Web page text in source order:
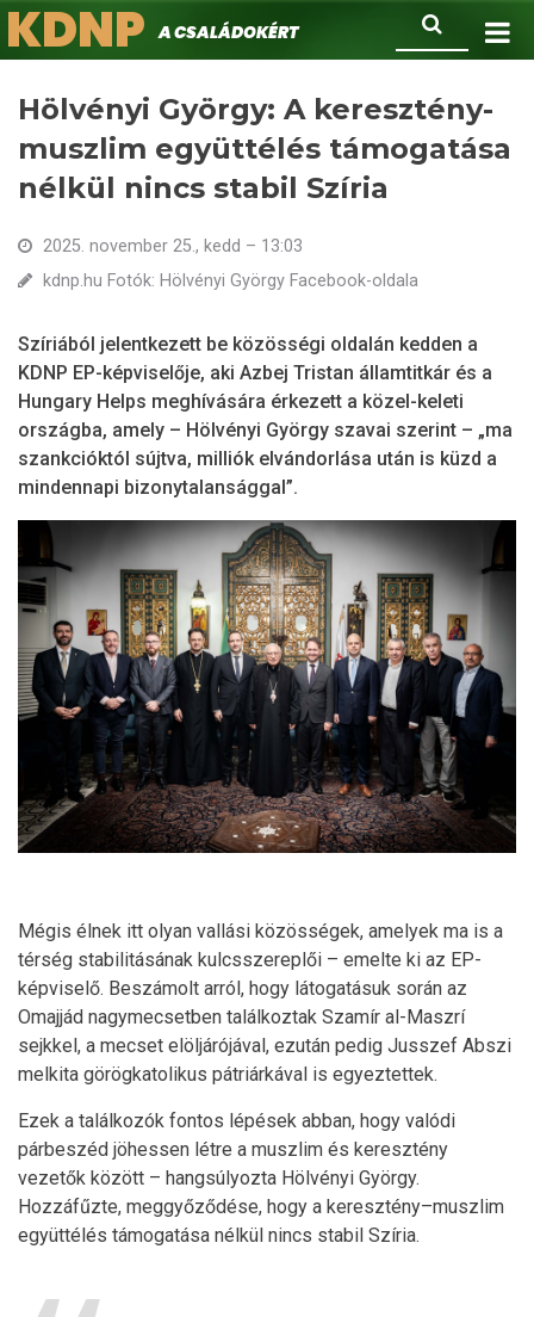
Ugrás
a
Keresés
KDNPA családokért.
Hölvényi György: A keresztény-
muszlim együttélés támogatása
nélkül nincs stabil Szíria
2025. november 25., kedd – 13:03
kdnp.hu Fotók: Hölvényi György Facebook-oldala
Szíriából jelentkezett be közösségi oldalán kedden a
KDNP EP-képviselője, aki Azbej Tristan államtitkár és a
Hungary Helps meghívására érkezett a közel-keleti
országba, amely – Hölvényi György szavai szerint – „ma
szankcióktól sújtva, milliók elvándorlása után is küzd a
mindennapi bizonytalansággal”.
Mégis élnek itt olyan vallási közösségek, amelyek ma is a
térség stabilitásának kulcsszereplői – emelte ki az EP-
képviselő. Beszámolt arról, hogy látogatásuk során az
Omajjád nagymecsetben találkoztak Szamír al-Maszrí
sejkkel, a mecset elöljárójával, ezután pedig Jusszef Abszi
melkita görögkatolikus pátriárkával is egyeztettek.
Ezek a találkozók fontos lépések abban, hogy valódi
párbeszéd jöhessen létre a muszlim és keresztény
vezetők között – hangsúlyozta Hölvényi György.
Hozzáfűzte, meggyőződése, hogy a keresztény–muszlim
együttélés támogatása nélkül nincs stabil Szíria.